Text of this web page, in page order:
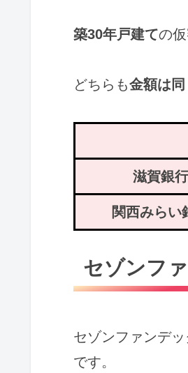
築30年戸建ての
どちらも金額は同
滋賀銀行
関西みらい
セゾンフ
セゾンファンデ
です。